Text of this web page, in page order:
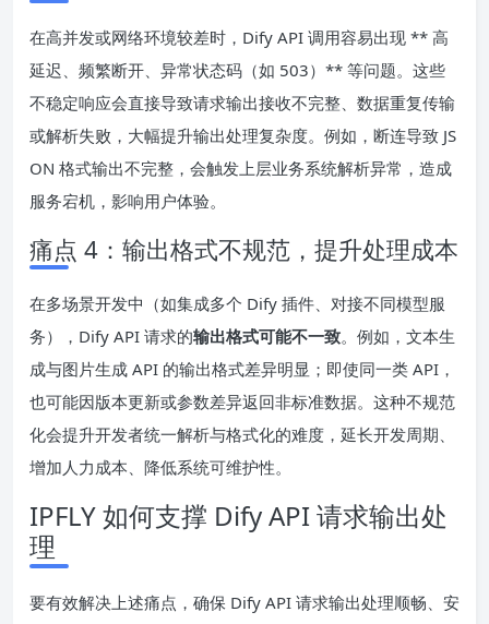
在高并发或网络环境较差时，Dify API 调用容易出现 ** 高
延迟、频繁断开、异常状态码（如 503）** 等问题。这些
不稳定响应会直接导致请求输出接收不完整、数据重复传输
或解析失败，大幅提升输出处理复杂度。例如，断连导致 JS
ON 格式输出不完整，会触发上层业务系统解析异常，造成
服务宕机，影响用户体验。
痛点 4：输出格式不规范，提升处理成本
在多场景开发中（如集成多个 Dify 插件、对接不同模型服
务），Dify API 请求的输出格式可能不一致。例如，文本生
成与图片生成 API 的输出格式差异明显；即使同一类 API，
也可能因版本更新或参数差异返回非标准数据。这种不规范
化会提升开发者统一解析与格式化的难度，延长开发周期、
增加人力成本、降低系统可维护性。
IPFLY 如何支撑 Dify API 请求输出处
理
要有效解决上述痛点，确保 Dify API 请求输出处理顺畅、安